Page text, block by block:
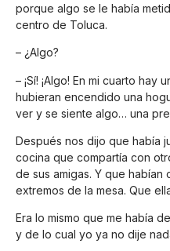
porque algo se le había
centro de Toluca.
– ¿Algo?
– ¡Sí! ¡Algo! En mi cuarto hay
hubieran encendido una
ver y se siente algo… una
Después nos dijo que había
cocina que compartía con
de sus amigas. Y que
extremos de la mesa. Que
Era lo mismo que me había
y de lo cual yo ya no dije